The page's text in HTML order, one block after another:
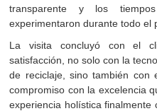
transparente y los
experimentaron durante todo el
La visita concluyó con el
satisfacción, no solo con la
de reciclaje, sino también con
compromiso con la excelencia
experiencia holística